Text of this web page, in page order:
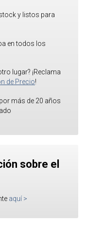
y listos para
en todos los
lugar? ¡Reclama
de Precio!
más de 20 años
sobre el
aquí >